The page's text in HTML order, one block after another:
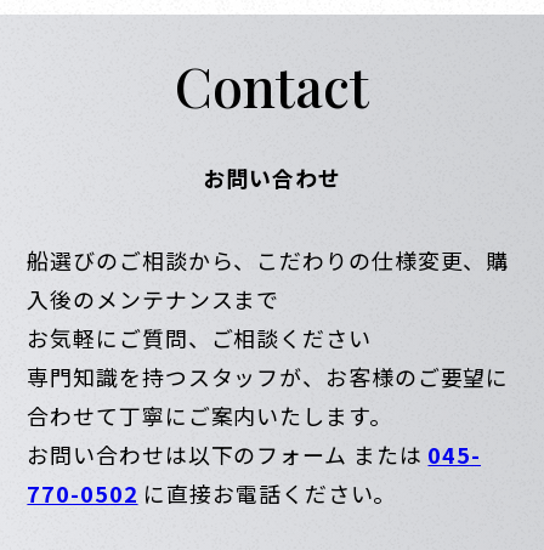
Contact
お問い合わせ
船選びのご相談から、こだわりの仕様変更、購
入後のメンテナンスまで
お気軽にご質問、ご相談ください
専門知識を持つスタッフが、お客様のご要望に
合わせて丁寧にご案内いたします。
お問い合わせは以下のフォーム または 045-
770-0502 に直接お電話ください。